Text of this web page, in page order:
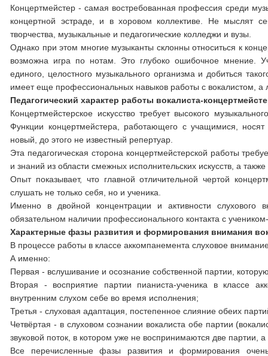
Концертмейстер - самая востребованная профессия среди
концертной эстраде, и в хоровом коллективе. Не мыслят
творчества, музыкальные и педагогические колледжи и вузы.
Однако при этом многие музыканты склонны относиться к
возможна игра по нотам. Это глубоко ошибочное мнение.
единого, целостного музыкального организма и добиться
имеет еще профессиональных навыков работы с вокалистом, а
Педагогический характер работы вокалиста-
Концертмейстерское искусство требует высокого
Функции концертмейстера, работающего с учащимися, носят
новый, до этого не известный репертуар.
Эта педагогическая сторона концертмейстерской работы
и знаний из области смежных исполнительских искусств, а также
Опыт показывает, что главной отличительной чертой
слушать не только себя, но и ученика.
Именно в двойной концентрации и активности слухового
обязательном наличии профессионального контакта с
Характерные фазы развития и формирования внимания
В процессе работы в классе аккомпанемента слуховое
А именно:
Первая - вслушивание и осознание собственной партии,
Вторая - восприятие партии пианиста-ученика в классе
внутренним слухом себе во время исполнения;
Третья - слуховая адаптация, постепенное слияние обеих
Четвёртая - в слуховом сознании вокалиста обе партии
звуковой поток, в котором уже не воспринимаются две
Все перечисленные фазы развития и формирования